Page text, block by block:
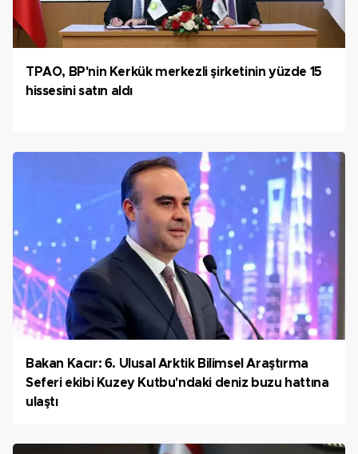
TPAO, BP'nin Kerkük merkezli şirketinin yüzde 15
hissesini satın aldı
Bakan Kacır: 6. Ulusal Arktik Bilimsel Araştırma
Seferi ekibi Kuzey Kutbu'ndaki deniz buzu hattına
ulaştı